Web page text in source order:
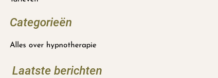
Categorieën
Alles over hypnotherapie
Laatste berichten